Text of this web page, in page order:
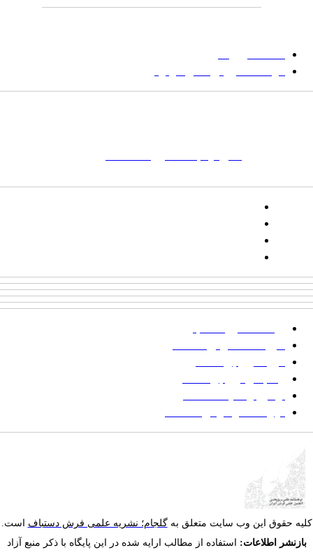
دانشگاه بیرجند
مؤسسه آموزش عالی فردوس
تلفن:
شماره همراه: ۰۹۳۹۳۸۵۵۵۴۴
پیامک: ۱۰۰۰۹۵۴۶۸۹۲۳۱۵
ایمیل:
پرداخت صورتحساب
شیوه‌نامه نگارش مقالات
فرایند ارزیابی مقاله
زمانبندی ارزیابی مقاله
توضیح وضعیت مقالات
فهرست موضوعی مقاله‌ها
حقوق این وب سایت متعلق بهگلجام؛ نشریه علمی فرش دستبافاست.
اطلاعات:استفاده از مطالب ارایه شده در این پایگاه با ذکر منبع آزاد